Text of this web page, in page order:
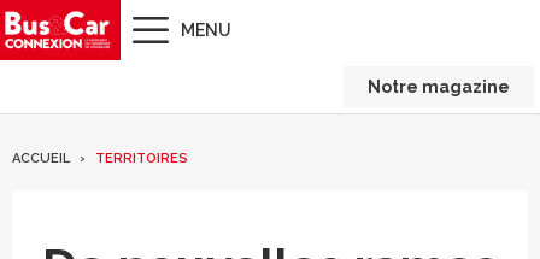
MENU
Notre magazine
ACCUEIL TERRITOIRES